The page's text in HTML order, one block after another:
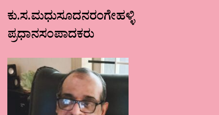
ಕು.ಸ.ಮಧುಸೂದನರಂಗೇಹಳ್ಳಿ
ಪ್ರಧಾನಸಂಪಾದಕರು